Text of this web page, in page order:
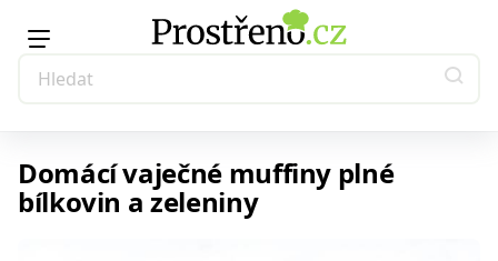
Domácí vaječné muffiny plné
bílkovin a zeleniny